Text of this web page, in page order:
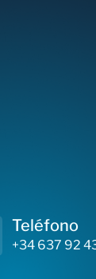
Teléfono
+34 637 92